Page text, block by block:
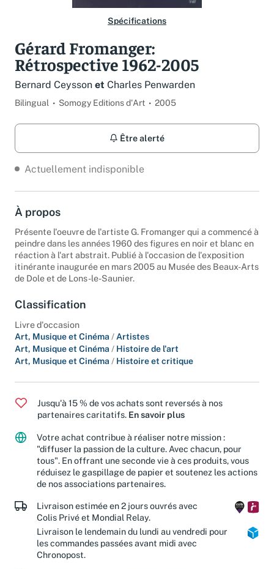
Spécifications
Gérard Fromanger:
Rétrospective 1962-2005
Bernard Ceysson et Charles Penwarden
Bilingual Somogy Editions d'Art 2005
Être alerté
Actuellement indisponible
À propos
Présente l'oeuvre de l'artiste G. Fromanger qui a commencé à
peindre dans les années 1960 des figures en noir et blanc en
réaction à l'art abstrait. Publié à l'occasion de l'exposition
itinérante inaugurée en mars 2005 au Musée des Beaux-Arts
de Dole et de Lons-le-Saunier.
Classification
Livre d'occasion
Art, Musique et Cinéma / Artistes
Art, Musique et Cinéma / Histoire de l'art
Art, Musique et Cinéma / Histoire et critique
Jusqu'à 15 % de vos achats sont reversés à nos
partenaires caritatifs. En savoir plus
Votre achat contribue à réaliser notre mission :
"diffuser la passion de la culture. Avec chacun, pour
tous". En offrant une seconde vie à ces produits, vous
réduisez le gaspillage de papier et soutenez les actions
de nos associations partenaires.
Livraison estimée en 2 jours ouvrés avec
Colis Privé et Mondial Relay.
Livraison le lendemain du lundi au vendredi pour
les commandes passées avant midi avec
Chronopost.